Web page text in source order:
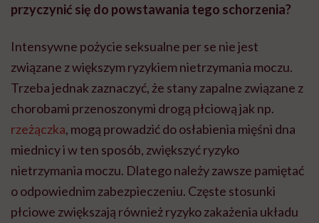
przyczynić się do powstawania tego schorzenia?
Intensywne pożycie seksualne per se nie jest
związane z większym ryzykiem nietrzymania moczu.
Trzeba jednak zaznaczyć, że stany zapalne związane z
chorobami przenoszonymi drogą płciową jak np.
rzeżączka, mogą prowadzić do osłabienia mięśni dna
miednicy i w ten sposób, zwiększyć ryzyko
nietrzymania moczu. Dlatego należy zawsze pamiętać
o odpowiednim zabezpieczeniu. Częste stosunki
płciowe zwiększają również ryzyko zakażenia układu